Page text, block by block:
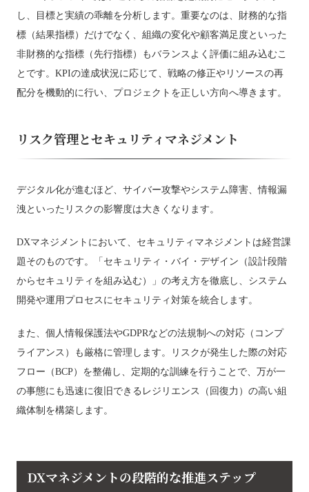
し、目標と実績の乖離を分析します。重要なのは、財務的な指
標（結果指標）だけでなく、組織の変化や顧客満足度といった
非財務的な指標（先行指標）もバランスよく評価に組み込むこ
とです。KPIの達成状況に応じて、戦略の修正やリソースの再
配分を機動的に行い、プロジェクトを正しい方向へ導きます。
リスク管理とセキュリティマネジメント
デジタル化が進むほど、サイバー攻撃やシステム障害、情報漏
洩といったリスクの影響度は大きくなります。
DXマネジメントにおいて、セキュリティマネジメントは経営課
題そのものです。「セキュリティ・バイ・デザイン（設計段階
からセキュリティを組み込む）」の考え方を徹底し、システム
開発や運用プロセスにセキュリティ対策を統合します。
また、個人情報保護法やGDPRなどの法規制への対応（コンプ
ライアンス）も厳格に管理します。リスクが発生した際の対応
フロー（BCP）を整備し、定期的な訓練を行うことで、万が一
の事態にも迅速に復旧できるレジリエンス（回復力）の高い組
織体制を構築します。
DXマネジメントの段階的な推進ステップ